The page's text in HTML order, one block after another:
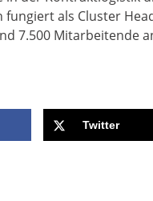
fungiert als Cluster
7.500 Mitarbeitende
Twitter